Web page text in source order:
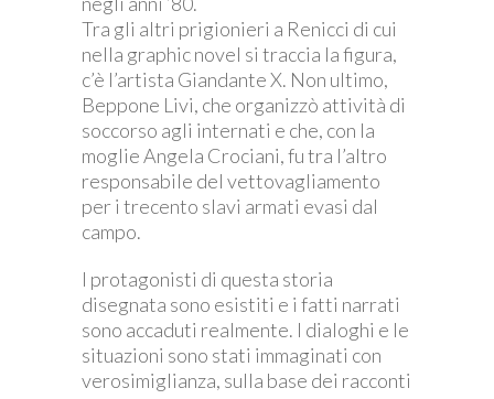
Tra gli altri prigionieri a Renicci di cui
nella graphic novel si traccia la figura,
c’è l’artista Giandante X. Non ultimo,
Beppone Livi, che organizzò attività di
soccorso agli internati e che, con la
moglie Angela Crociani, fu tra l’altro
responsabile del vettovagliamento
per i trecento slavi armati evasi dal
campo.
I protagonisti di questa storia
disegnata sono esistiti e i fatti narrati
sono accaduti realmente. I dialoghi e le
situazioni sono stati immaginati con
verosimiglianza, sulla base dei racconti